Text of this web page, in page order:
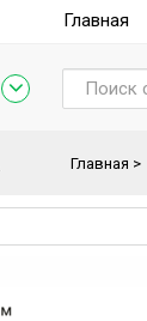
Главная
Главная >